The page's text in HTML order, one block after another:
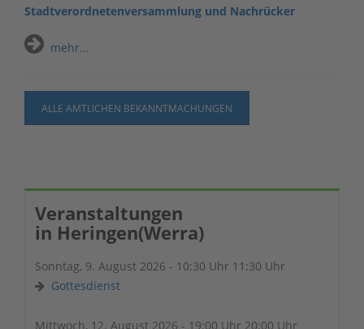
Stadtverordnetenversammlung und Nachrücker
mehr...
ALLE AMTLICHEN BEKANNTMACHUNGEN
Veranstaltungen
in Heringen(Werra)
Sonntag, 9. August 2026 - 10:30 Uhr 11:30 Uhr
Gottesdienst
Mittwoch, 12. August 2026 - 19:00 Uhr 20:00 Uhr